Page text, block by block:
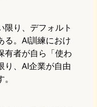
限り、デフォルト
る。AI訓練におけ
有者が自ら「使わ
り、AI企業が自由